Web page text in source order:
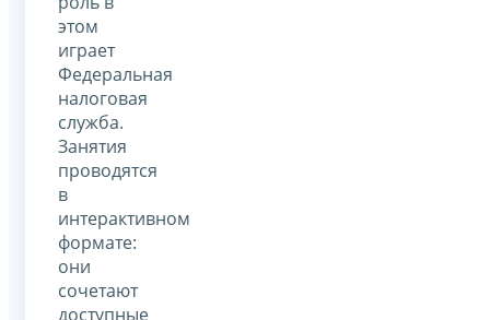
этом
играет
Федеральная
налоговая
служба.
Занятия
проводятся
в
интерактивном
формате:
они
сочетают
доступные